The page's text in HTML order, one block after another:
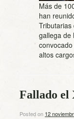
Más de
han
gallega de
altos
Fallado el
Posted on 12